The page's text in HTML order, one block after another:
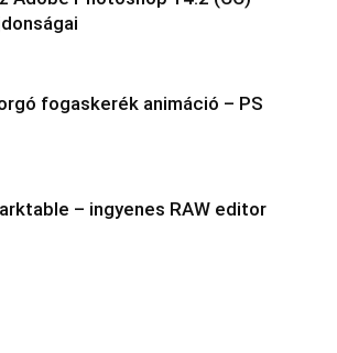
fogaskerék animáció – PS
– ingyenes RAW editor